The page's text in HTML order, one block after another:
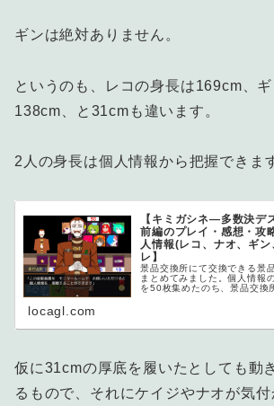
ギンは絶対ありません。
というのも、レコの身長は169cm、
138cm、と31cmも違います。
2人の身長は個人情報から把握できま
【キミガシネ―多数決デ
前編のプレイ・感想・
人情報(レコ、ナオ、ギ
レ】
景品交換所にて交換できる景
まとめてみました。個人情報
を50枚集めたのち、景品交換
locagl.com
仮に31cmの厚底を履いたとしても動
るもので、それにケイジやナオが気付